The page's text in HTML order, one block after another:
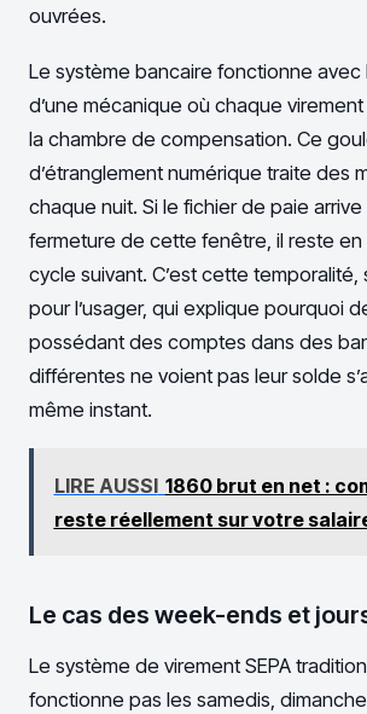
ouvrées.
Le système bancaire fonctionne avec
d’une mécanique où chaque
la chambre de compensation. Ce
d’étranglement numérique traite des
chaque nuit. Si le fichier de paie arrive
fermeture de cette fenêtre, il reste en
cycle suivant. C’est cette temporalité,
pour l’usager, qui explique pourquoi
possédant des comptes dans des
différentes ne voient pas leur solde
même instant.
LIRE AUSSI 1860 brut en net :
reste réellement sur votre
Le cas des week-ends et
Le système de virement SEPA
fonctionne pas les samedis,